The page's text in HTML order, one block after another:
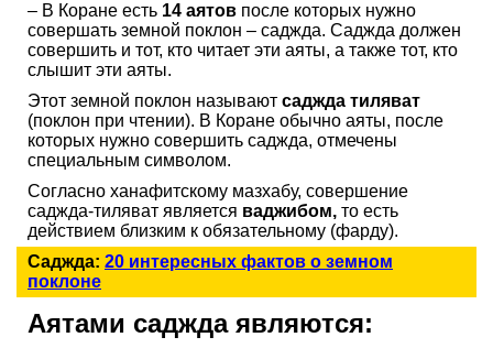
– В Коране есть 14 аятов после которых нужно
совершать земной поклон – саджда. Саджда должен
совершить и тот, кто читает эти аяты, а также тот, кто
слышит эти аяты.
Этот земной поклон называют саджда тиляват
(поклон при чтении). В Коране обычно аяты, после
которых нужно совершить саджда, отмечены
специальным символом.
Согласно ханафитскому мазхабу, совершение
саджда-тиляват является ваджибом, то есть
действием близким к обязательному (фарду).
Саджда: 20 интересных фактов о земном
поклоне
Аятами саджда являются: